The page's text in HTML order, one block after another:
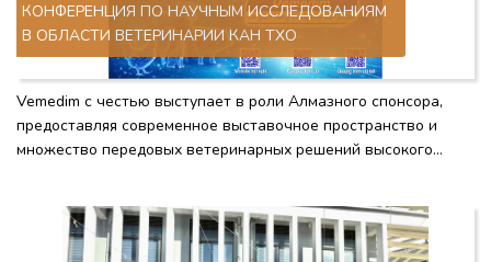
КОНФЕРЕНЦИЯ ПО НАУЧНЫМ ИССЛЕДОВАНИЯМ
В ОБЛАСТИ ВЕТЕРИНАРИИ КАН ТХО
Vemedim с честью выступает в роли Алмазного спонсора,
предоставляя современное выставочное пространство и
множество передовых ветеринарных решений высокого